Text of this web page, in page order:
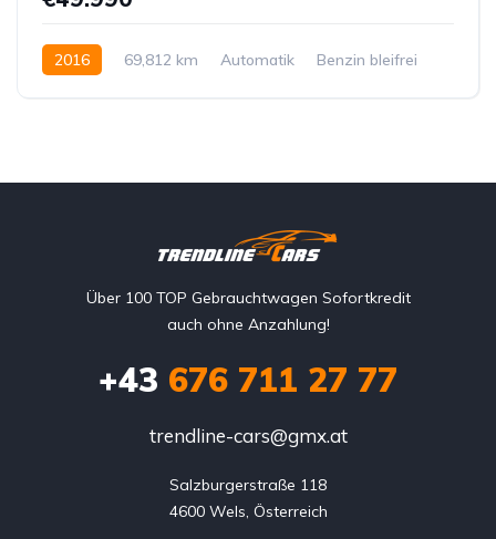
2016 69,812 km Automatik
Benzin bleifrei
Über 100 TOP Gebrauchtwagen Sofortkredit
auch ohne Anzahlung!
+43 676 711 27 77
trendline-cars@gmx.at
Salzburgerstraße 118
4600 Wels, Österreich